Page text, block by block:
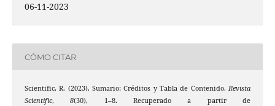
06-11-2023
CÓMO CITAR
Scientific, R. (2023). Sumario: Créditos y Tabla de Contenido.Revista
Scientific,8(30), 1–8. Recuperado a partir de